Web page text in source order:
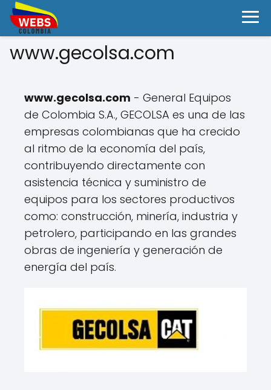
www.gecolsa.com
www.gecolsa.com - General Equipos
de Colombia S.A., GECOLSA es una de las
empresas colombianas que ha crecido
al ritmo de la economía del país,
contribuyendo directamente con
asistencia técnica y suministro de
equipos para los sectores productivos
como: construcción, minería, industria y
petrolero, participando en las grandes
obras de ingeniería y generación de
energía del país.